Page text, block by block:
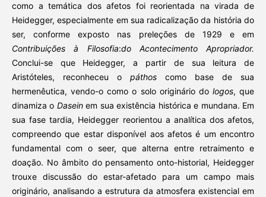
como a temática dos afetos foi reorientada na virada de
Heidegger, especialmente em sua radicalização da história do
ser, conforme exposto nas preleções de 1929 e em
Contribuições à Filosofia:do Acontecimento Apropriador.
Conclui-se que Heidegger, a partir de sua leitura de
Aristóteles, reconheceu o páthos como base de sua
hermenêutica, vendo-o como o solo originário do logos, que
dinamiza o Daseinem sua existência histórica e mundana. Em
sua fase tardia, Heidegger reorientou a analítica dos afetos,
compreendo que estar disponível aos afetos é um encontro
fundamental com o seer, que alterna entre retraimento e
doação. No âmbito do pensamento onto-historial, Heidegger
trouxe discussão do estar-afetado para um campo mais
originário, analisando a estrutura da atmosfera existencial em